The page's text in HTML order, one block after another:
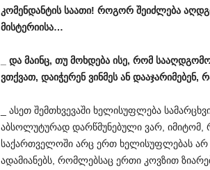
კომენდანტის საათი! როგორ შეიძლება
მისტერიისა…
და მაინც, თუ მოხდება ისე, რომ
ვთქვათ, დაიჭერენ ვინმეს ან დააჯარიმებენ,
_ ასეთ შემთხვევაში ხელისუფლება
აბსოლუტურად დარწმუნებული ვარ, იმიტომ,
საქართველოში არც ერთ ხელისუფლებას არ
ადამიანებს, რომლებსაც ერთი კოვზით